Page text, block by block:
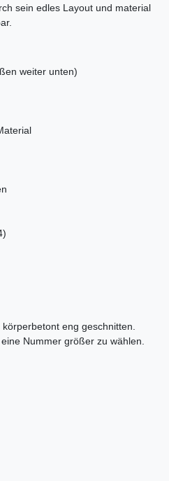
sein edles Layout und material
weiter unten)
eng geschnitten.
Nummer größer zu wählen.